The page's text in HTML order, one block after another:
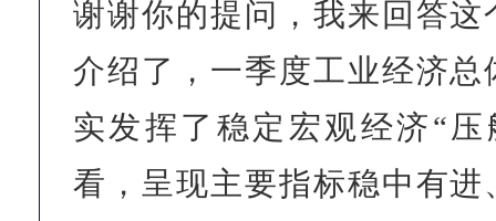
谢谢你的提问，我来回答
介绍了，一季度工业经济
实发挥了稳定宏观经济“
看，呈现主要指标稳中有